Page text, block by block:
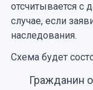
отсчитывается с
случае, если
наследования.
Схема будет
Гражданин